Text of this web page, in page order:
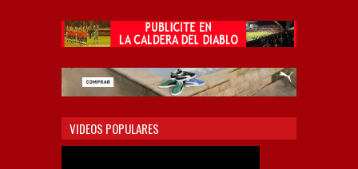
VIDEOS POPULARES